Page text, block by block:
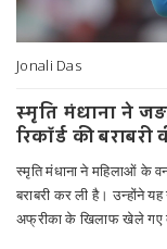
Jonali Das
स्मृति मंधाना ने
रिकॉर्ड की बराबरी
स्मृति मंधाना ने महिलाओं के
बराबरी कर ली है। उन्होंने
अफ्रीका के खिलाफ खेले गए